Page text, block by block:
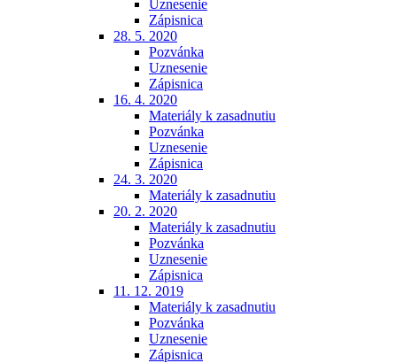
Uznesenie
Zápisnica
28. 5. 2020
Pozvánka
Uznesenie
Zápisnica
16. 4. 2020
Materiály k zasadnutiu
Pozvánka
Uznesenie
Zápisnica
24. 3. 2020
Materiály k zasadnutiu
20. 2. 2020
Materiály k zasadnutiu
Pozvánka
Uznesenie
Zápisnica
11. 12. 2019
Materiály k zasadnutiu
Pozvánka
Uznesenie
Zápisnica